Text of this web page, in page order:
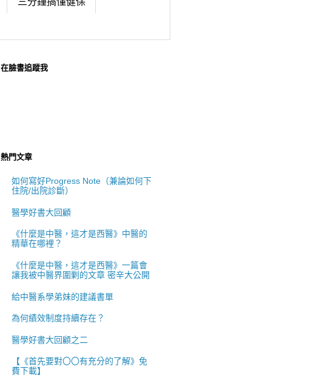
在臉書追蹤我
熱門文章
如何寫好Progress Note（兼論如何下
住院/出院診斷）
醫學好書大回顧
《什麼是中醫，這才是西醫》中醫的
精華在哪裡？
《什麼是中醫，這才是西醫》一篇會
讓我被中醫界圍剿的文章 密辛大公開
給中醫系學弟妹的建議書單
為何績效制度持續存在？
醫學好書大回顧之二
【《首先要對〇〇有充分的了解》免
費下載】